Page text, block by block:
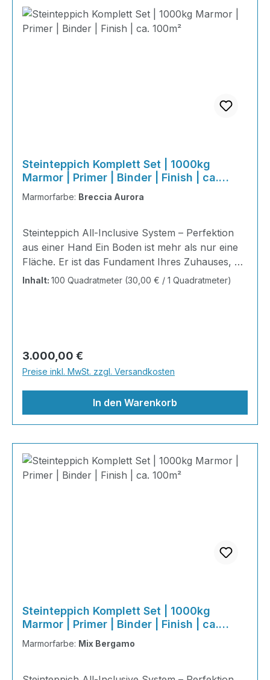
Steinteppich Komplett Set | 1000kg
Marmor | Primer | Binder | Finish | ca.
100m²
Marmorfarbe: Breccia Aurora
Steinteppich All-Inclusive System – Perfektion
aus einer Hand Ein Boden ist mehr als nur eine
Fläche. Er ist das Fundament Ihres Zuhauses, die
Bühne Ihres Alltags, die Basis für jedes Gefühl
kompromisslos hochwertig. Wohnraum-
Steinteppich aus echtem italienischen
Naturmarmor – pflegeleicht, farbecht und
individuell in der Gestaltung!
Inhalt: 100 Quadratmeter (30,00 € / 1 Quadratmeter)
Regulärer Preis:
3.000,00 €
Preise inkl. MwSt. zzgl. Versandkosten
In den Warenkorb
Steinteppich Komplett Set | 1000kg
Marmor | Primer | Binder | Finish | ca.
100m²
Marmorfarbe: Mix Bergamo